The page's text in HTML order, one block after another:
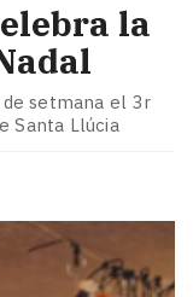
la
setmana el 3r
Santa Llúcia